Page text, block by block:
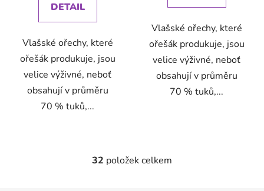
DETAIL
Vlašské ořechy, které
ořešák produkuje, jsou
velice výživné, neboť
obsahují v průměru
70 % tuků,...
Vlašské ořechy, které
ořešák produkuje, jsou
velice výživné, neboť
obsahují v průměru
70 % tuků,...
O
32 položek celkem